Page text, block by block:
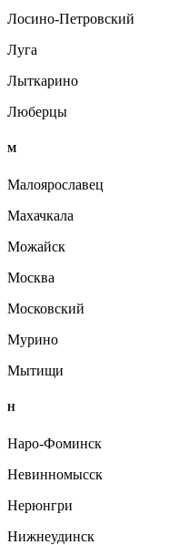
Лосино-Петровский
Луга
Лыткарино
Люберцы
М
Малоярославец
Махачкала
Можайск
Москва
Московский
Мурино
Мытищи
Н
Наро-Фоминск
Невинномысск
Нерюнгри
Нижнеудинск